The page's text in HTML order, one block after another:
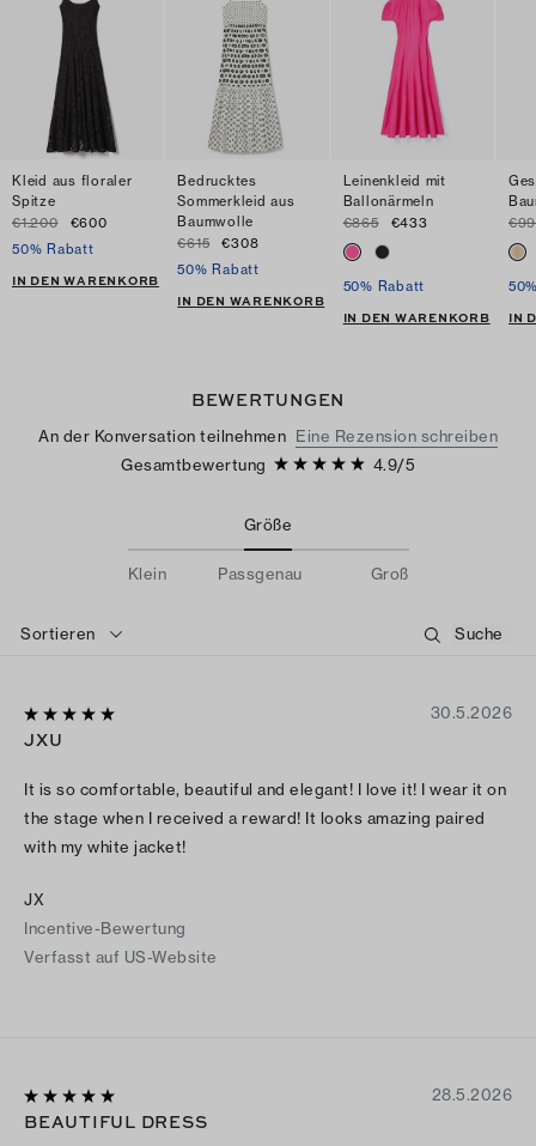
Kleid aus floraler
Spitze
€1.200
€600
50% Rabatt
IN DEN WARENKORB
Bedrucktes
Sommerkleid aus
Baumwolle
€615
€308
50% Rabatt
IN DEN WARENKORB
Leinenkleid mit
Ballonärmeln
€865
€433
50% Rabatt
IN DEN WARENKORB
IN
BEWERTUNGEN
An der Konversation teilnehmen Eine Rezension schreiben
Gesamtbewertung
4.9/5
Größe
Klein Passgenau Groß
Sortieren
30.5.2026
JXU
It is so comfortable, beautiful and elegant! I love it! I wear it on
the stage when I received a reward! It looks amazing paired
with my white jacket!
JX
Incentive-Bewertung
Verfasst auf US-Website
28.5.2026
BEAUTIFUL DRESS